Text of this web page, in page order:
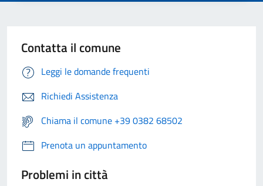
Contatta il comune
Leggi le domande frequenti
Richiedi Assistenza
Chiama il comune +39 0382 68502
Prenota un appuntamento
Problemi in città